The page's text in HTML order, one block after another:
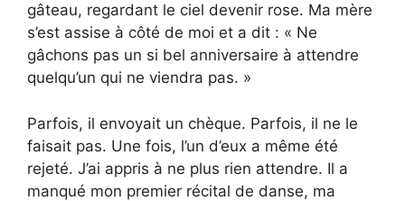
gâteau, regardant le ciel devenir rose. Ma mère
s’est assise à côté de moi et a dit : « Ne
gâchons pas un si bel anniversaire à attendre
quelqu’un qui ne viendra pas. »
Parfois, il envoyait un chèque. Parfois, il ne le
faisait pas. Une fois, l’un d’eux a même été
rejeté. J’ai appris à ne plus rien attendre. Il a
manqué mon premier récital de danse, ma